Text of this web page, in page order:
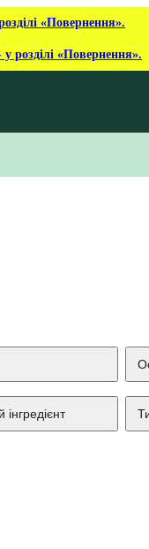
«Повернення».
розділі «Повернення».
інгредієнт